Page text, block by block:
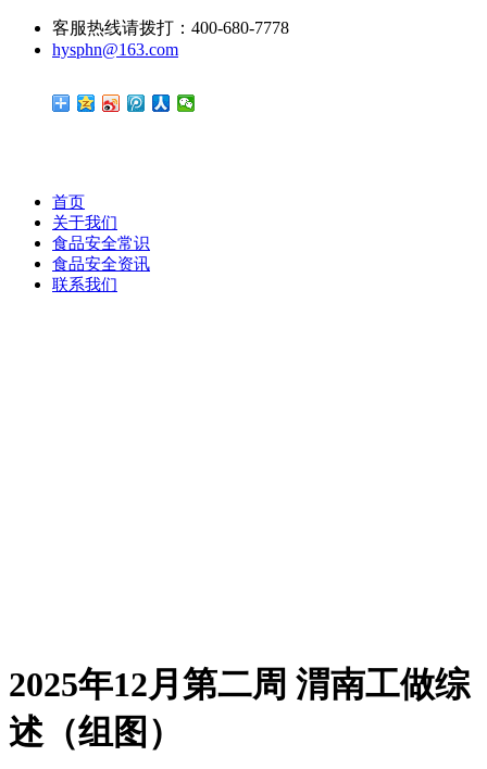
客服热线请拨打：400-680-7778
hysphn@163.com
首页
关于我们
食品安全常识
食品安全资讯
联系我们
2025年12月第二周 渭南工做综
述（组图）